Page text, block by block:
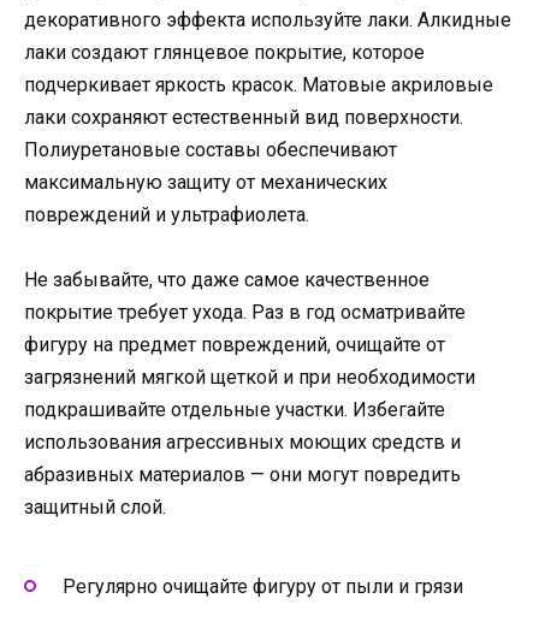
декоративного эффекта используйте лаки. Алкидные
лаки создают глянцевое покрытие, которое
подчеркивает яркость красок. Матовые акриловые
лаки сохраняют естественный вид поверхности.
Полиуретановые составы обеспечивают
максимальную защиту от механических
повреждений и ультрафиолета.
Не забывайте, что даже самое качественное
покрытие требует ухода. Раз в год осматривайте
фигуру на предмет повреждений, очищайте от
загрязнений мягкой щеткой и при необходимости
подкрашивайте отдельные участки. Избегайте
использования агрессивных моющих средств и
абразивных материалов — они могут повредить
защитный слой.
Регулярно очищайте фигуру от пыли и грязи